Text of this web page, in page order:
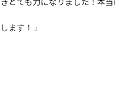
ます！ 」